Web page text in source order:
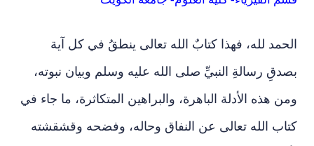
الحمد لله، فهذا كتابٌ الله تعالى ينطقُ في كل آية
بصدقِ رسالةِ النبيِّ صلى الله عليه وسلم وبيان نبوته،
ومن هذه الأدلة الباهرة، والبراهين المتكاثرة، ما جاء في
كتاب الله تعالى عن النفاق وحاله، وفضحه وقشقشته